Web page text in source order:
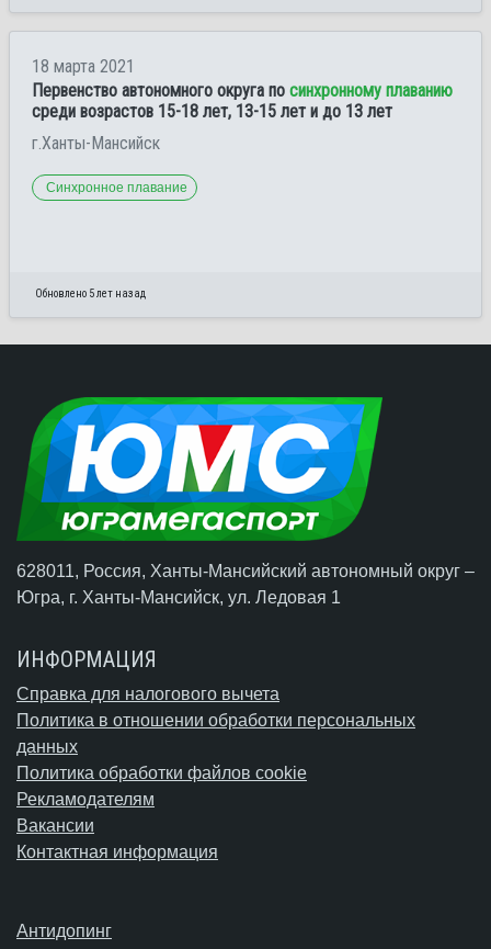
18 марта 2021
Первенство автономного округа по синхронному плаванию
среди возрастов 15-18 лет, 13-15 лет и до 13 лет
г.Ханты-Мансийск
Синхронное плавание
Обновлено 5 лет назад
628011, Россия, Ханты-Мансийский автономный округ –
Югра, г. Ханты-Мансийск, ул. Ледовая 1
ИНФОРМАЦИЯ
Справка для налогового вычета
Политика в отношении обработки персональных
данных
Политика обработки файлов cookie
Рекламодателям
Вакансии
Контактная информация
Антидопинг